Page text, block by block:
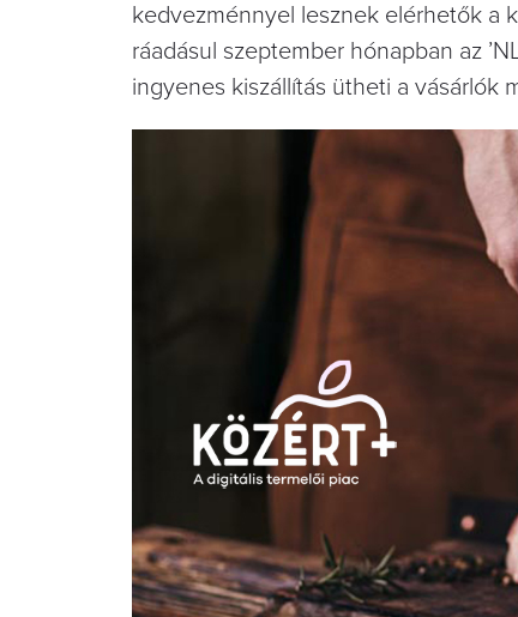
kedvezménnyel lesznek elérhetők a
ráadásul szeptember hónapban az
ingyenes kiszállítás ütheti a vásárlók